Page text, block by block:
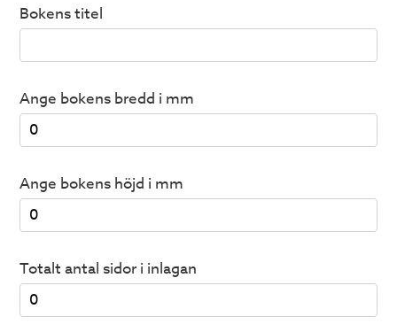
Bokens titel
Ange bokens bredd i mm
Ange bokens höjd i mm
Totalt antal sidor i inlagan